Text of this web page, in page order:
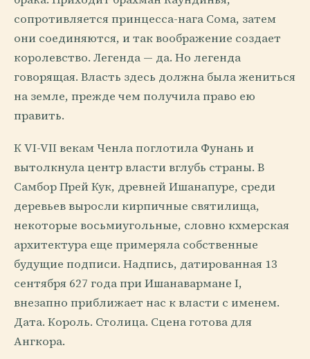
сопротивляется принцесса-нага Сома, затем
они соединяются, и так воображение создает
королевство. Легенда — да. Но легенда
говорящая. Власть здесь должна была жениться
на земле, прежде чем получила право ею
править.
К VI-VII векам Ченла поглотила Фунань и
вытолкнула центр власти вглубь страны. В
Самбор Прей Кук, древней Ишанапуре, среди
деревьев выросли кирпичные святилища,
некоторые восьмиугольные, словно кхмерская
архитектура еще примеряла собственные
будущие подписи. Надпись, датированная 13
сентября 627 года при Ишанавармане I,
внезапно приближает нас к власти с именем.
Дата. Король. Столица. Сцена готова для
Ангкора.